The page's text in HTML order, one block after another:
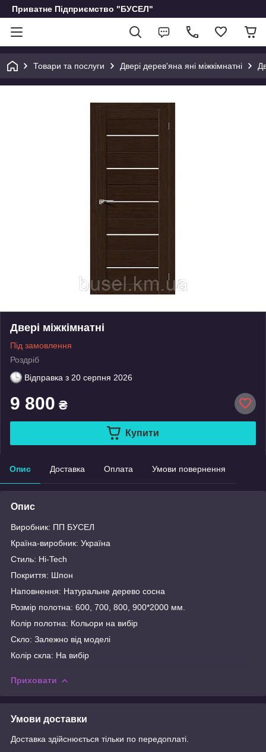
Приватне Підприємство "БУСЕЛ"
Товари та послуги Двері дерев'яна яні міжкімнатні
Двері міжкімнатні
Під замовлення
Роздріб
Відправка з 20 серпня 2026
9 800 ₴
Купити
Опис Доставка Оплата Умови повернення
Опис
Виробник: ПП БУСЕЛ
Країна-виробник: Україна
Стиль: Hi-Tech
Покриття: Шпон
Наповнення: Натуральне дерево сосна
Розмір полотна: 600, 700, 800, 900*2000 мм.
Колір полотна: Кольори на вибір
Скло: Залежно від моделі
Колір скла: На вибір
Приховати
Умови доставки
Доставка здійснюється тільки по передоплаті.